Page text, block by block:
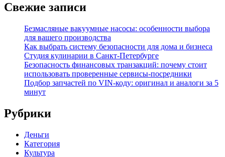
Свежие записи
Безмасляные вакуумные насосы: особенности выбора
для вашего производства
Как выбрать систему безопасности для дома и бизнеса
Студия кулинарии в Санкт-Петербурге
Безопасность финансовых транзакций: почему стоит
использовать проверенные сервисы-посредники
Подбор запчастей по VIN-коду: оригинал и аналоги за 5
минут
Рубрики
Деньги
Категория
Культура